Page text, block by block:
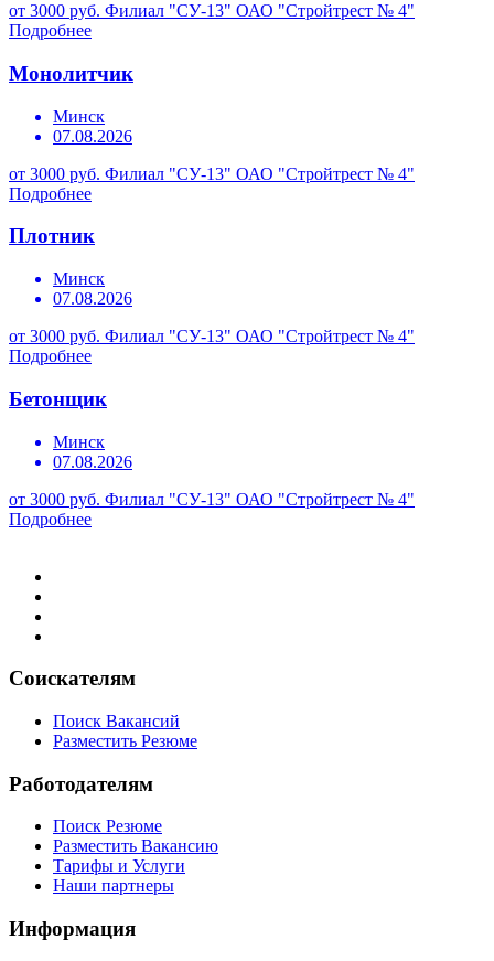
от 3000 руб. Филиал "СУ-13" ОАО "Стройтрест № 4"
Подробнее
Монолитчик
Минск
07.08.2026
от 3000 руб. Филиал "СУ-13" ОАО "Стройтрест № 4"
Подробнее
Плотник
Минск
07.08.2026
от 3000 руб. Филиал "СУ-13" ОАО "Стройтрест № 4"
Подробнее
Бетонщик
Минск
07.08.2026
от 3000 руб. Филиал "СУ-13" ОАО "Стройтрест № 4"
Подробнее
Соискателям
Поиск Вакансий
Разместить Резюме
Работодателям
Поиск Резюме
Разместить Вакансию
Тарифы и Услуги
Наши партнеры
Информация